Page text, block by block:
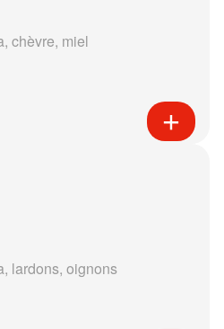
chèvre, miel
lardons, oignons